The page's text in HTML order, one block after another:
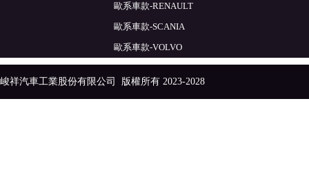
歐系車款-RENAULT
歐系車款-SCANIA
歐系車款-VOLVO
峻祥汽車工業股份有限公司 版權所有 2023-2028